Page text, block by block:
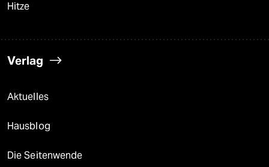
Hitze
Verlag
Aktuelles
Hausblog
Die Seitenwende